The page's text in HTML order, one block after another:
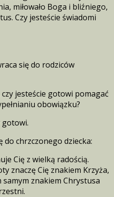
miłowało Boga i bliźniego,
Czy jesteście świadomi
się do rodziców
jesteście gotowi pomagać
obowiązku?
gotowi.
do chrzczonego dziecka:
Cię z wielką radością.
znaczę Cię znakiem Krzyża,
samym znakiem Chrystusa